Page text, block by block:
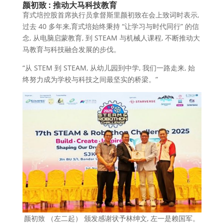
颜初致 : 推动大马科技教育
育式培控股首席执行员拿督斯里颜初致在会上致词时表示,
过去 40 多年来,育式培始终秉持 “让学习与时代同行” 的信
念, 从电脑启蒙教育, 到 STEAM 与机械人课程, 不断推动大
马教育与科技融合发展的步伐。
“从 STEM 到 STEAM, 从幼儿园到中学, 我们一路走来, 始
终努力成为学校与科技之间最坚实的桥梁。”
颜初致 （左二起） 颁发感谢状予林绅文, 左一是赖国军。